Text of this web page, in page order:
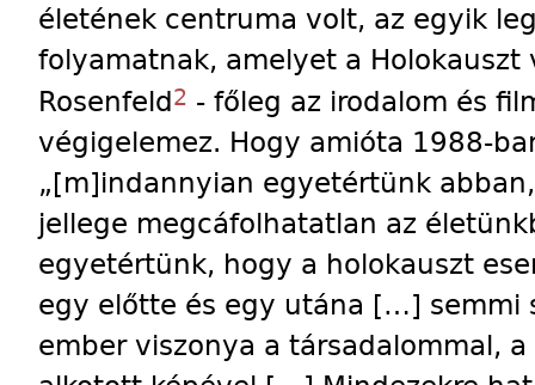
életének centruma volt, az egyik
folyamatnak, amelyet a
Rosenfeld2 - főleg az irodalom és
végigelemez. Hogy amióta 1988-
„[m]indannyian egyetértünk
jellege megcáfolhatatlan az
egyetértünk, hogy a holokauszt
egy előtte és egy utána […]
ember viszonya a társadalommal,